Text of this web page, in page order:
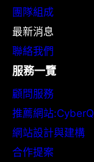
團隊組成
最新消息
聯絡我們
服務一覽
顧問服務
推薦網站:CyberQ
網站設計與建構
合作提案